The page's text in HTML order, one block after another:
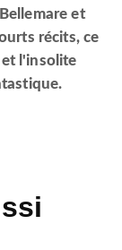
et
récits, ce
l'insolite